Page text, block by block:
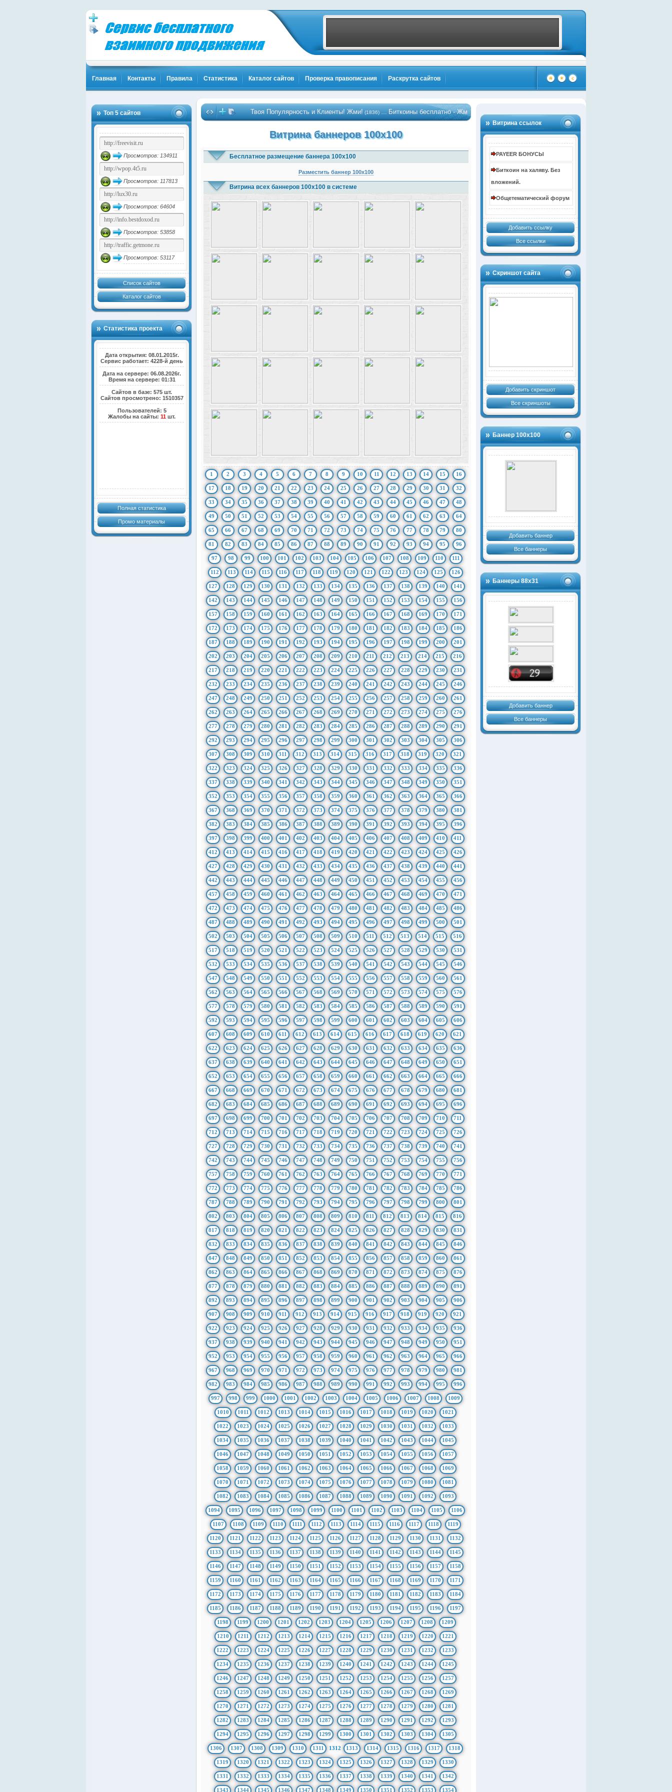
Главная Контакты Правила Статистика Каталог сайтов Проверка правописания Раскрутка сайтов
Топ 5 сайтов
Просмотров: 134911
Просмотров: 117813
Просмотров: 64604
Просмотров: 53858
Просмотров: 53117
Список сайтов
Каталог сайтов
Статистика проекта
Дата открытия: 08.01.2015г.
Сервис работает: 4228-й день
Дата на сервере: 06.08.2026г.
Время на сервере: 01:31
Сайтов в базе: 575 шт.
Сайтов просмотрено: 1510357
Пользователей: 5
Жалобы на сайты:11 шт.
Полная статистика
Промо материалы
Витрина ссылок
PAYEER БОНУСЫ
Биткоин на халяву. Без
вложений.
Общетематический форум
Добавить ссылку
Все ссылки
Скриншот сайта
Добавить скриншот
Все скриншоты
Баннер 100х100
Добавить баннер
Все баннеры
Баннеры 88х31
Добавить баннер
Все баннеры
Твоя Популярность и Клиенты! Жми!(1836)…Биткоины бесплатно - Жми!(4085)…Бонус до 10000 рублей за регистрацию
Витрина баннеров 100x100
Бесплатное размещение баннера 100x100
Разместить баннер 100x100
Витрина всех баннеров 100x100 в системе
1 2 3 4 5 6 7 8 9 10 11 12 13 14 15 16
17 18 19 20 21 22 23 24 25 26 27 28 29 30 31 32
33 34 35 36 37 38 39 40 41 42 43 44 45 46 47 48
49 50 51 52 53 54 55 56 57 58 59 60 61 62 63 64
65 66 67 68 69 70 71 72 73 74 75 76 77 78 79 80
81 82 83 84 85 86 87 88 89 90 91 92 93 94 95 96
97 98 99 100 101 102 103 104 105 106 107 108 109 110 111
112 113 114 115 116 117 118 119 120 121 122 123 124 125 126
127 128 129 130 131 132 133 134 135 136 137 138 139 140 141
142 143 144 145 146 147 148 149 150 151 152 153 154 155 156
157 158 159 160 161 162 163 164 165 166 167 168 169 170 171
172 173 174 175 176 177 178 179 180 181 182 183 184 185 186
187 188 189 190 191 192 193 194 195 196 197 198 199 200 201
202 203 204 205 206 207 208 209 210 211 212 213 214 215 216
217 218 219 220 221 222 223 224 225 226 227 228 229 230 231
232 233 234 235 236 237 238 239 240 241 242 243 244 245 246
247 248 249 250 251 252 253 254 255 256 257 258 259 260 261
262 263 264 265 266 267 268 269 270 271 272 273 274 275 276
277 278 279 280 281 282 283 284 285 286 287 288 289 290 291
292 293 294 295 296 297 298 299 300 301 302 303 304 305 306
307 308 309 310 311 312 313 314 315 316 317 318 319 320 321
322 323 324 325 326 327 328 329 330 331 332 333 334 335 336
337 338 339 340 341 342 343 344 345 346 347 348 349 350 351
352 353 354 355 356 357 358 359 360 361 362 363 364 365 366
367 368 369 370 371 372 373 374 375 376 377 378 379 380 381
382 383 384 385 386 387 388 389 390 391 392 393 394 395 396
397 398 399 400 401 402 403 404 405 406 407 408 409 410 411
412 413 414 415 416 417 418 419 420 421 422 423 424 425 426
427 428 429 430 431 432 433 434 435 436 437 438 439 440 441
442 443 444 445 446 447 448 449 450 451 452 453 454 455 456
457 458 459 460 461 462 463 464 465 466 467 468 469 470 471
472 473 474 475 476 477 478 479 480 481 482 483 484 485 486
487 488 489 490 491 492 493 494 495 496 497 498 499 500 501
502 503 504 505 506 507 508 509 510 511 512 513 514 515 516
517 518 519 520 521 522 523 524 525 526 527 528 529 530 531
532 533 534 535 536 537 538 539 540 541 542 543 544 545 546
547 548 549 550 551 552 553 554 555 556 557 558 559 560 561
562 563 564 565 566 567 568 569 570 571 572 573 574 575 576
577 578 579 580 581 582 583 584 585 586 587 588 589 590 591
592 593 594 595 596 597 598 599 600 601 602 603 604 605 606
607 608 609 610 611 612 613 614 615 616 617 618 619 620 621
622 623 624 625 626 627 628 629 630 631 632 633 634 635 636
637 638 639 640 641 642 643 644 645 646 647 648 649 650 651
652 653 654 655 656 657 658 659 660 661 662 663 664 665 666
667 668 669 670 671 672 673 674 675 676 677 678 679 680 681
682 683 684 685 686 687 688 689 690 691 692 693 694 695 696
697 698 699 700 701 702 703 704 705 706 707 708 709 710 711
712 713 714 715 716 717 718 719 720 721 722 723 724 725 726
727 728 729 730 731 732 733 734 735 736 737 738 739 740 741
742 743 744 745 746 747 748 749 750 751 752 753 754 755 756
757 758 759 760 761 762 763 764 765 766 767 768 769 770 771
772 773 774 775 776 777 778 779 780 781 782 783 784 785 786
787 788 789 790 791 792 793 794 795 796 797 798 799 800 801
802 803 804 805 806 807 808 809 810 811 812 813 814 815 816
817 818 819 820 821 822 823 824 825 826 827 828 829 830 831
832 833 834 835 836 837 838 839 840 841 842 843 844 845 846
847 848 849 850 851 852 853 854 855 856 857 858 859 860 861
862 863 864 865 866 867 868 869 870 871 872 873 874 875 876
877 878 879 880 881 882 883 884 885 886 887 888 889 890 891
892 893 894 895 896 897 898 899 900 901 902 903 904 905 906
907 908 909 910 911 912 913 914 915 916 917 918 919 920 921
922 923 924 925 926 927 928 929 930 931 932 933 934 935 936
937 938 939 940 941 942 943 944 945 946 947 948 949 950 951
952 953 954 955 956 957 958 959 960 961 962 963 964 965 966
967 968 969 970 971 972 973 974 975 976 977 978 979 980 981
982 983 984 985 986 987 988 989 990 991 992 993 994 995 996
997 998 999 1000 1001 1002 1003 1004 1005 1006 1007 1008 1009
1010 1011 1012 1013 1014 1015 1016 1017 1018 1019 1020 1021
1022 1023 1024 1025 1026 1027 1028 1029 1030 1031 1032 1033
1034 1035 1036 1037 1038 1039 1040 1041 1042 1043 1044 1045
1046 1047 1048 1049 1050 1051 1052 1053 1054 1055 1056 1057
1058 1059 1060 1061 1062 1063 1064 1065 1066 1067 1068 1069
1070 1071 1072 1073 1074 1075 1076 1077 1078 1079 1080 1081
1082 1083 1084 1085 1086 1087 1088 1089 1090 1091 1092 1093
1094 1095 1096 1097 1098 1099 1100 1101 1102 1103 1104 1105 1106
1107 1108 1109 1110 1111 1112 1113 1114 1115 1116 1117 1118 1119
1120 1121 1122 1123 1124 1125 1126 1127 1128 1129 1130 1131 1132
1133 1134 1135 1136 1137 1138 1139 1140 1141 1142 1143 1144 1145
1146 1147 1148 1149 1150 1151 1152 1153 1154 1155 1156 1157 1158
1159 1160 1161 1162 1163 1164 1165 1166 1167 1168 1169 1170 1171
1172 1173 1174 1175 1176 1177 1178 1179 1180 1181 1182 1183 1184
1185 1186 1187 1188 1189 1190 1191 1192 1193 1194 1195 1196 1197
1198 1199 1200 1201 1202 1203 1204 1205 1206 1207 1208 1209
1210 1211 1212 1213 1214 1215 1216 1217 1218 1219 1220 1221
1222 1223 1224 1225 1226 1227 1228 1229 1230 1231 1232 1233
1234 1235 1236 1237 1238 1239 1240 1241 1242 1243 1244 1245
1246 1247 1248 1249 1250 1251 1252 1253 1254 1255 1256 1257
1258 1259 1260 1261 1262 1263 1264 1265 1266 1267 1268 1269
1270 1271 1272 1273 1274 1275 1276 1277 1278 1279 1280 1281
1282 1283 1284 1285 1286 1287 1288 1289 1290 1291 1292 1293
1294 1295 1296 1297 1298 1299 1300 1301 1302 1303 1304 1305
1306 1307 1308 1309 1310 1311 1312 1313 1314 1315 1316 1317 1318
1319 1320 1321 1322 1323 1324 1325 1326 1327 1328 1329 1330
1331 1332 1333 1334 1335 1336 1337 1338 1339 1340 1341 1342
1343 1344 1345 1346 1347 1348 1349 1350 1351 1352 1353 1354